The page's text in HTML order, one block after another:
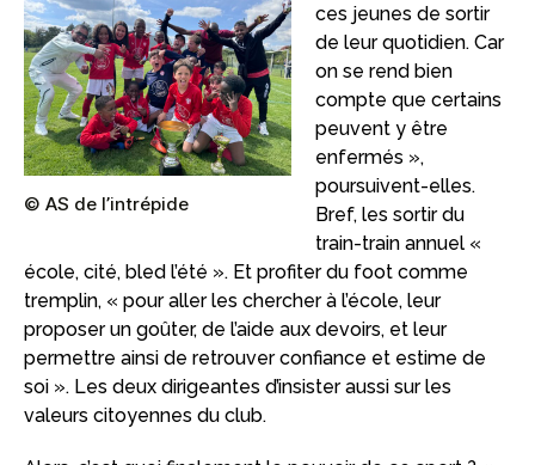
© AS de l’intrépide
ces jeunes de sortir
de leur quotidien. Car
on se rend bien
compte que certains
peuvent y être
enfermés »,
poursuivent-elles.
Bref, les sortir du
train-train annuel «
école, cité, bled l’été ». Et profiter du foot comme
tremplin, « pour aller les chercher à l’école, leur
proposer un goûter, de l’aide aux devoirs, et leur
permettre ainsi de retrouver confiance et estime de
soi ». Les deux dirigeantes d’insister aussi sur les
valeurs citoyennes du club.